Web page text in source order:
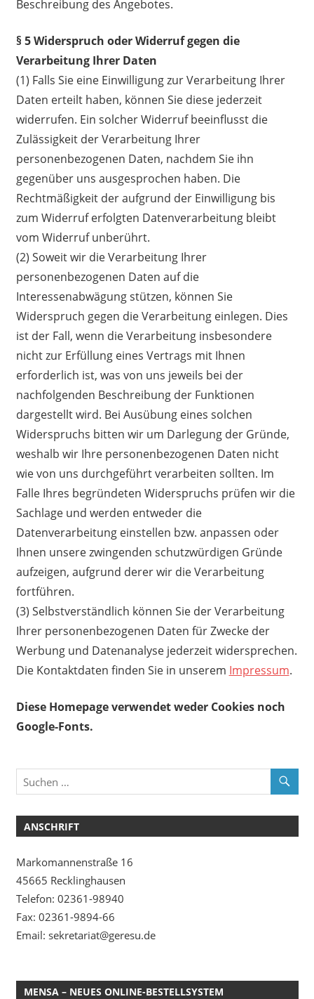
Beschreibung des Angebotes.
§ 5 Widerspruch oder Widerruf gegen die
Verarbeitung Ihrer Daten
(1) Falls Sie eine Einwilligung zur Verarbeitung Ihrer
Daten erteilt haben, können Sie diese jederzeit
widerrufen. Ein solcher Widerruf beeinflusst die
Zulässigkeit der Verarbeitung Ihrer
personenbezogenen Daten, nachdem Sie ihn
gegenüber uns ausgesprochen haben. Die
Rechtmäßigkeit der aufgrund der Einwilligung bis
zum Widerruf erfolgten Datenverarbeitung bleibt
vom Widerruf unberührt.
(2) Soweit wir die Verarbeitung Ihrer
personenbezogenen Daten auf die
Interessenabwägung stützen, können Sie
Widerspruch gegen die Verarbeitung einlegen. Dies
ist der Fall, wenn die Verarbeitung insbesondere
nicht zur Erfüllung eines Vertrags mit Ihnen
erforderlich ist, was von uns jeweils bei der
nachfolgenden Beschreibung der Funktionen
dargestellt wird. Bei Ausübung eines solchen
Widerspruchs bitten wir um Darlegung der Gründe,
weshalb wir Ihre personenbezogenen Daten nicht
wie von uns durchgeführt verarbeiten sollten. Im
Falle Ihres begründeten Widerspruchs prüfen wir die
Sachlage und werden entweder die
Datenverarbeitung einstellen bzw. anpassen oder
Ihnen unsere zwingenden schutzwürdigen Gründe
aufzeigen, aufgrund derer wir die Verarbeitung
fortführen.
(3) Selbstverständlich können Sie der Verarbeitung
Ihrer personenbezogenen Daten für Zwecke der
Werbung und Datenanalyse jederzeit widersprechen.
Die Kontaktdaten finden Sie in unserem Impressum.
Diese Homepage verwendet weder Cookies noch
Google-Fonts.
ANSCHRIFT
Markomannenstraße 16
45665 Recklinghausen
Telefon: 02361-98940
Fax: 02361-9894-66
Email: sekretariat@geresu.de
MENSA – NEUES ONLINE-BESTELLSYSTEM